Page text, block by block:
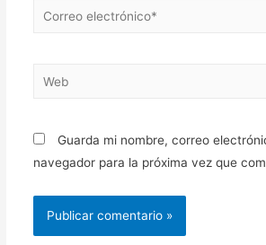
Correo
Web
Guarda mi nombre, correo
navegador para la próxima vez que